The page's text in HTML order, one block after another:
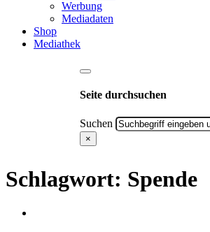
Werbung
Mediadaten
Shop
Mediathek
Seite durchsuchen
Suchen
×
Schlagwort: Spende